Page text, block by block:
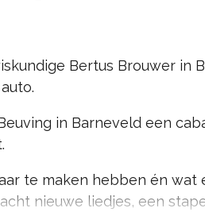
Bertus Brouwer in
in Barneveld een
te maken hebben én wat
nieuwe liedjes, een